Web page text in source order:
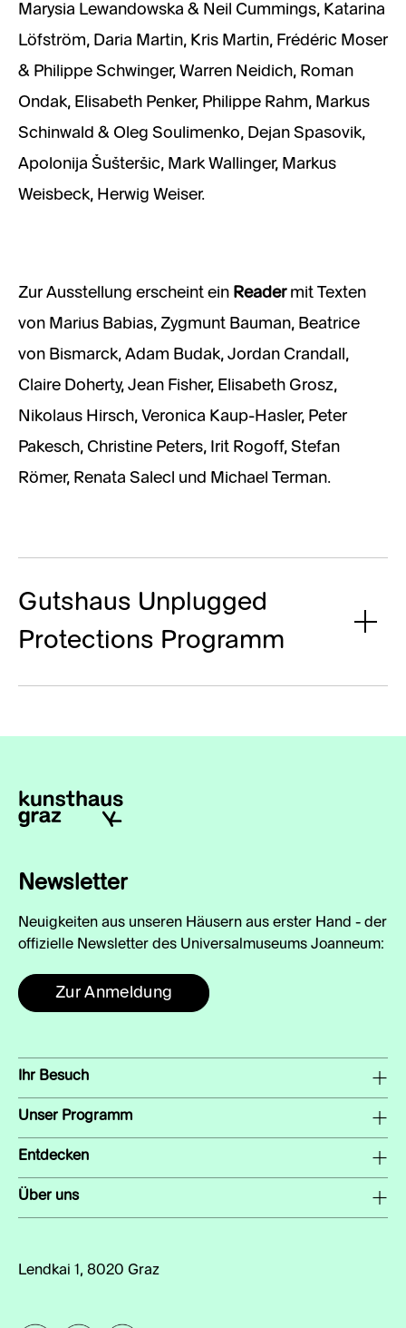
Marysia Lewandowska & Neil Cummings, Katarina
Löfström, Daria Martin, Kris Martin, Frédéric Moser
& Philippe Schwinger, Warren Neidich, Roman
Ondak, Elisabeth Penker, Philippe Rahm, Markus
Schinwald & Oleg Soulimenko, Dejan Spasovik,
Apolonija Šušteršic, Mark Wallinger, Markus
Weisbeck, Herwig Weiser.
Zur Ausstellung erscheint ein Readermit Texten
von Marius Babias, Zygmunt Bauman, Beatrice
von Bismarck, Adam Budak, Jordan Crandall,
Claire Doherty, Jean Fisher, Elisabeth Grosz,
Nikolaus Hirsch, Veronica Kaup-Hasler, Peter
Pakesch, Christine Peters, Irit Rogoff, Stefan
Römer, Renata Salecl und Michael Terman.
Gutshaus Unplugged
Protections Programm
Newsletter
Neuigkeiten aus unseren Häusern aus erster Hand - der
offizielle Newsletter des Universalmuseums Joanneum:
Zur Anmeldung
Ihr Besuch
Unser Programm
Entdecken
Über uns
Lendkai 1, 8020 Graz